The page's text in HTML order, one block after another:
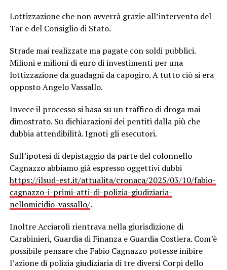
Lottizzazione che non avverrà grazie all’intervento del
Tar e del Consiglio di Stato.
Strade mai realizzate ma pagate con soldi pubblici.
Milioni e milioni di euro di investimenti per una
lottizzazione da guadagni da capogiro. A tutto ciò si era
opposto Angelo Vassallo.
Invece il processo si basa su un traffico di droga mai
dimostrato. Su dichiarazioni dei pentiti dalla più che
dubbia attendibilità. Ignoti gli esecutori.
Sull’ipotesi di depistaggio da parte del colonnello
Cagnazzo abbiamo già espresso oggettivi dubbi
https://ilsud-est.it/attualita/cronaca/2025/03/10/fabio-
cagnazzo-i-primi-atti-di-polizia-giudiziaria-
nellomicidio-vassallo/.
Inoltre Acciaroli rientrava nella giurisdizione di
Carabinieri, Guardia di Finanza e Guardia Costiera. Com’è
possibile pensare che Fabio Cagnazzo potesse inibire
l’azione di polizia giudiziaria di tre diversi Corpi dello